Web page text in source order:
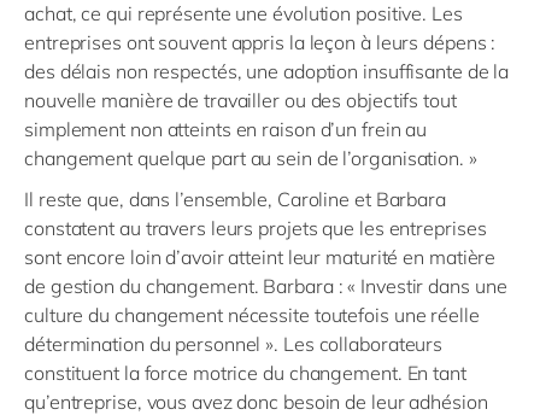
achat, ce qui représente une évolution positive. Les
entreprises ont souvent appris la leçon à leurs dépens :
des délais non respectés, une adoption insuffisante de la
nouvelle manière de travailler ou des objectifs tout
simplement non atteints en raison d’un frein au
changement quelque part au sein de l’organisation. »
Il reste que, dans l’ensemble, Caroline et Barbara
constatent au travers leurs projets que les entreprises
sont encore loin d’avoir atteint leur maturité en matière
de gestion du changement. Barbara : « Investir dans une
culture du changement nécessite toutefois une réelle
détermination du personnel ». Les collaborateurs
constituent la force motrice du changement. En tant
qu’entreprise, vous avez donc besoin de leur adhésion